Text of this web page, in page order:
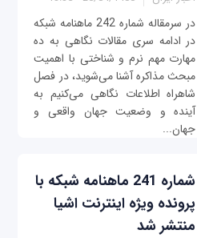
در سرمقاله شماره 242 ماهنامه شبکه
در ادامه سری مقالات نگاهى به ده
مهارت مهم نرم و شناختى با اهمیت
مبحث مذاکره آشنا می‌شوید، در فصل
شاهراه اطلاعات نگاهی می‌کنیم به
آینده و وضعیت جهان واقعی و
جهان...
شماره 241 ماهنامه شبکه با
پرونده ویژه اینترنت اشیا
منتشر شد